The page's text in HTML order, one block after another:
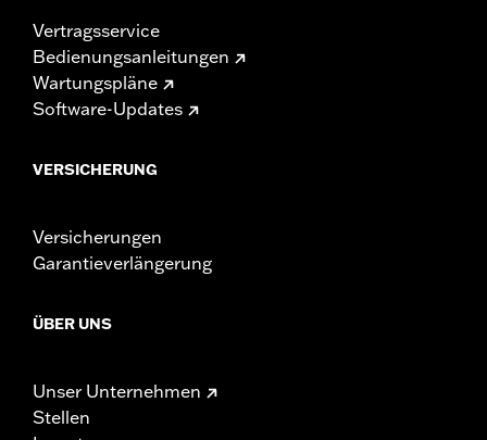
Vertragsservice
Bedienungsanleitungen
Wartungspläne
Software-Updates
VERSICHERUNG
Versicherungen
Garantieverlängerung
ÜBER UNS
Unser Unternehmen
Stellen